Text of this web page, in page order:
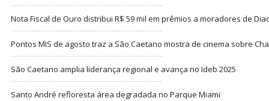
Nota Fiscal de Ouro distribui R$ 59 mil em prêmios a moradores de
Pontos MIS de agosto traz a São Caetano mostra de cinema sobre
São Caetano amplia liderança regional e avança no Ideb 2025
Santo André refloresta área degradada no Parque Miami